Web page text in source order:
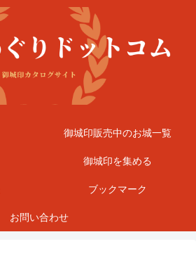
御城印販売中のお城一覧
御城印を集める
ブックマーク
お問い合わせ